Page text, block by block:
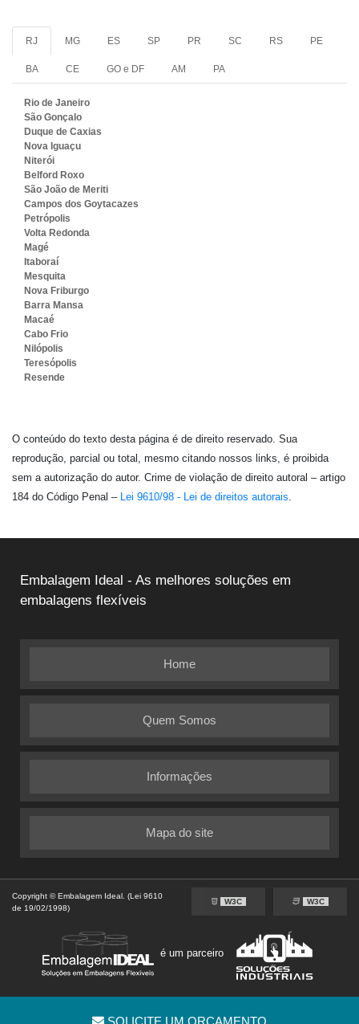
SOLICITE UM ORÇAMENTO
RJ MG ES SP PR SC RS PE
BA CE GO e DF AM PA
Rio de Janeiro
São Gonçalo
Duque de Caxias
Nova Iguaçu
Niterói
Belford Roxo
São João de Meriti
Campos dos Goytacazes
Petrópolis
Volta Redonda
Magé
Itaboraí
Mesquita
Nova Friburgo
Barra Mansa
Macaé
Cabo Frio
Nilópolis
Teresópolis
Resende
O conteúdo do texto desta página é de direito reservado. Sua
reprodução, parcial ou total, mesmo citando nossos links, é proibida
sem a autorização do autor. Crime de violação de direito autoral – artigo
184 do Código Penal – Lei 9610/98 - Lei de direitos autorais.
Embalagem Ideal - As melhores soluções em
embalagens flexíveis
Home
Quem Somos
Informações
Mapa do site
Copyright © Embalagem Ideal. (Lei 9610
de 19/02/1998)
W3C W3C
é um parceiro